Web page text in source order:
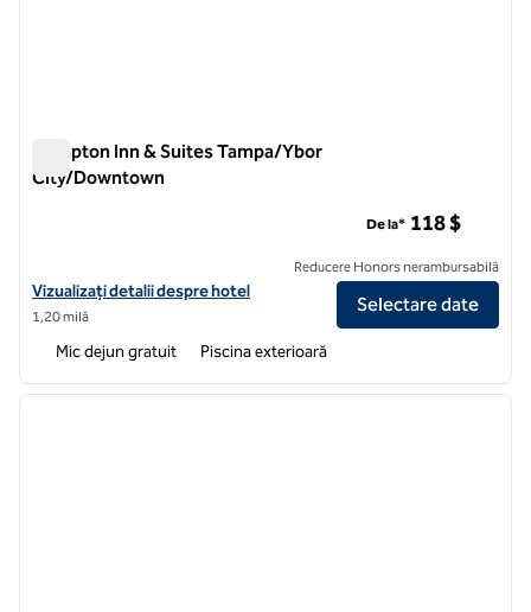
Hampton Inn & Suites Tampa/Ybor
City/Downtown
Vizualizați detaliile hotelului pentru Hampton Inn & Suites Tampa/
Vizualizați detalii despre hotel
1,20 milă
De la* 118 $
Reducere Honors nerambursabilă
Selectare date
Mic dejun gratuit Piscina exterioară
1 din 12